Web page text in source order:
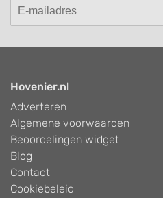
Hovenier.nl
Adverteren
Algemene voorwaarden
Beoordelingen widget
Blog
Contact
Cookiebeleid